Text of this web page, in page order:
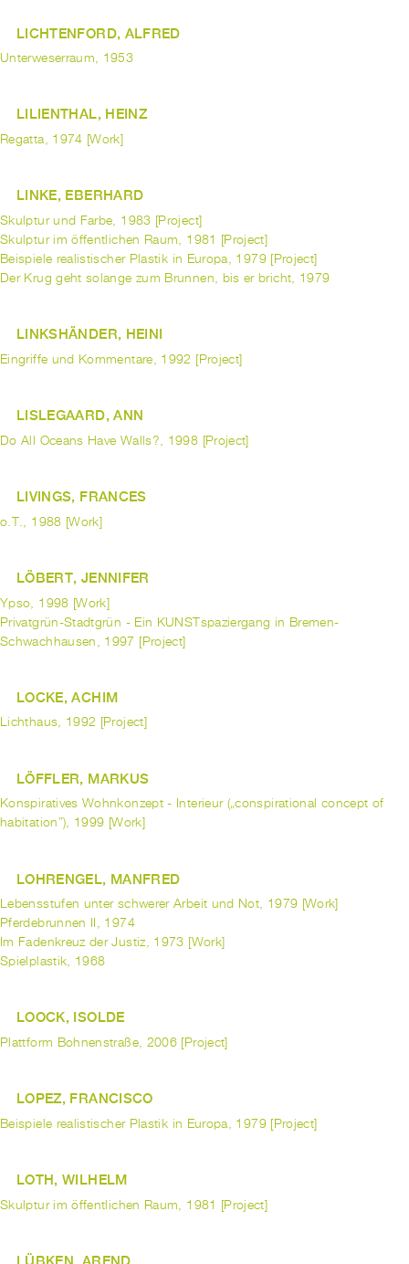
LICHTENFORD, ALFRED
Unterweserraum, 1953
LILIENTHAL, HEINZ
Regatta, 1974 [Work]
LINKE, EBERHARD
Skulptur und Farbe, 1983 [Project]
Skulptur im öffentlichen Raum, 1981 [Project]
Beispiele realistischer Plastik in Europa, 1979 [Project]
Der Krug geht solange zum Brunnen, bis er bricht, 1979
LINKSHÄNDER, HEINI
Eingriffe und Kommentare, 1992 [Project]
LISLEGAARD, ANN
Do All Oceans Have Walls?, 1998 [Project]
LIVINGS, FRANCES
o.T., 1988 [Work]
LÖBERT, JENNIFER
Ypso, 1998 [Work]
Privatgrün-Stadtgrün - Ein KUNSTspaziergang in Bremen-
Schwachhausen, 1997 [Project]
LOCKE, ACHIM
Lichthaus, 1992 [Project]
LÖFFLER, MARKUS
Konspiratives Wohnkonzept - Interieur („conspirational concept of
habitation”), 1999 [Work]
LOHRENGEL, MANFRED
Lebensstufen unter schwerer Arbeit und Not, 1979 [Work]
Pferdebrunnen II, 1974
Im Fadenkreuz der Justiz, 1973 [Work]
Spielplastik, 1968
LOOCK, ISOLDE
Plattform Bohnenstraße, 2006 [Project]
LOPEZ, FRANCISCO
Beispiele realistischer Plastik in Europa, 1979 [Project]
LOTH, WILHELM
Skulptur im öffentlichen Raum, 1981 [Project]
LÜBKEN, AREND